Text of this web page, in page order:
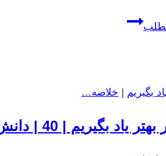
چطور
21
پرآموزی
بگیریم | خلاصه…
بگیریم | 40 | دانش‌آموز بهتری باشیم